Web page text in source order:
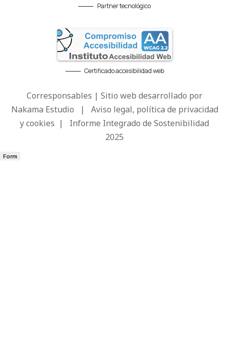
Partner tecnológico
Certificado accesibilidad web
Corresponsables | Sitio web desarrollado por
Nakama Estudio | Aviso legal, política de privacidad
y cookies | Informe Integrado de Sostenibilidad
2025
Form